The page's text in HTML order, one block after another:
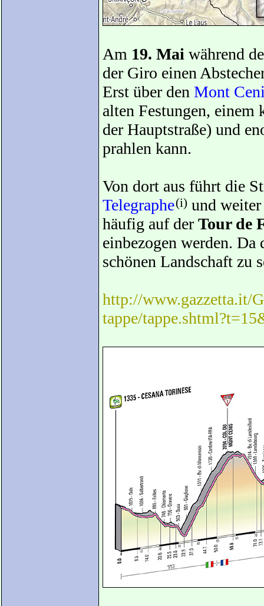
Am 19. Mai während
der Giro einen
Erst über den Mont
alten Festungen, einem
der Hauptstraße) und
prahlen kann.
Von dort aus führt die
Telegraphe(i) und
häufig auf der Tour de
einbezogen werden.
schönen Landschaft zu
http://www.gazzetta.it/
tappe/